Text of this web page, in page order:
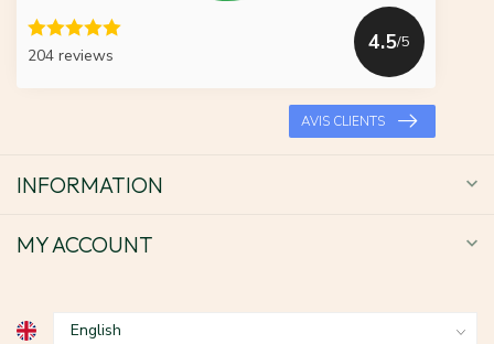
204 reviews
4.5/5
AVIS CLIENTS
INFORMATION
MY ACCOUNT